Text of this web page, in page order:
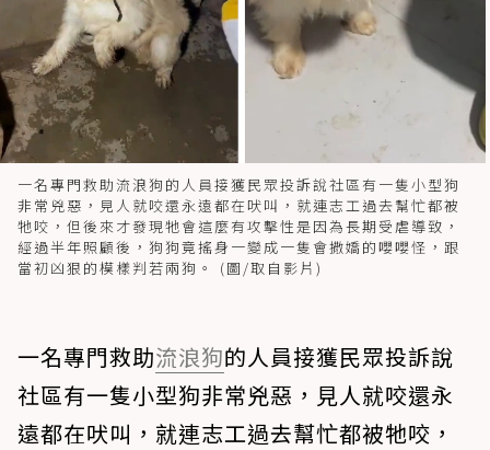
一名專門救助流浪狗的人員接獲民眾投訴說社區有一隻小型狗
非常兇惡，見人就咬還永遠都在吠叫，就連志工過去幫忙都被
牠咬，但後來才發現牠會這麼有攻擊性是因為長期受虐導致，
經過半年照顧後，狗狗竟搖身一變成一隻會撒嬌的嚶嚶怪，跟
當初凶狠的模樣判若兩狗。 (圖/取自影片)
一名專門救助流浪狗的人員接獲民眾投訴說
社區有一隻小型狗非常兇惡，見人就咬還永
遠都在吠叫，就連志工過去幫忙都被牠咬，